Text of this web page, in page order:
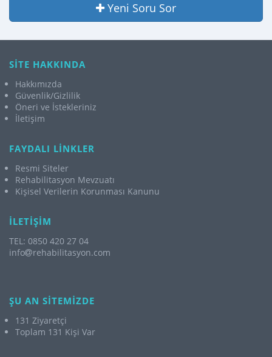
Yeni Soru Sor
SİTE HAKKINDA
Hakkımızda
Güvenlik/Gizlilik
Öneri ve İstekleriniz
İletişim
FAYDALI LİNKLER
Resmi Siteler
Rehabilitasyon Mevzuatı
Kişisel Verilerin Korunması Kanunu
İLETİŞİM
TEL: 0850 420 27 04
info
rehabilitasyon.com
ŞU AN SİTEMİZDE
131 Ziyaretçi
Toplam 131 Kişi Var